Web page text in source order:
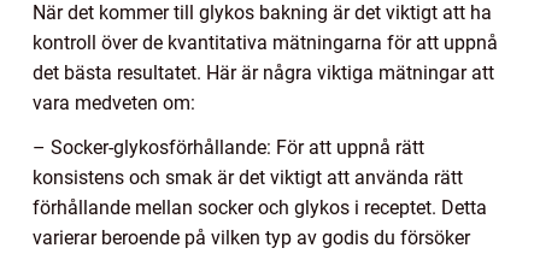
När det kommer till glykos bakning är det viktigt att ha
kontroll över de kvantitativa mätningarna för att uppnå
det bästa resultatet. Här är några viktiga mätningar att
vara medveten om:
– Socker-glykosförhållande: För att uppnå rätt
konsistens och smak är det viktigt att använda rätt
förhållande mellan socker och glykos i receptet. Detta
varierar beroende på vilken typ av godis du försöker